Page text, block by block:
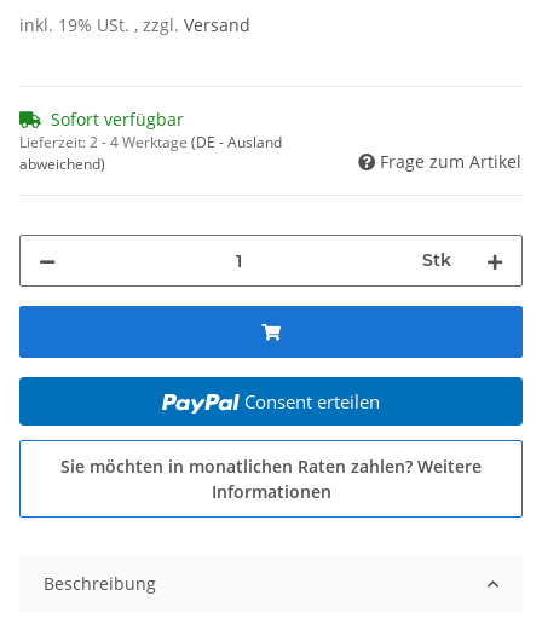
inkl. 19% USt. , zzgl. Versand
Sofort verfügbar
Lieferzeit:2 - 4 Werktage (DE - Ausland
abweichend)
Frage zum Artikel
Stk
Consent erteilen
Sie möchten in monatlichen Raten zahlen? Weitere
Informationen
Beschreibung